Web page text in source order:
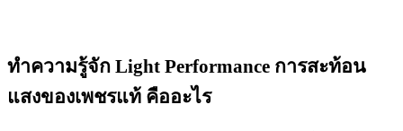
ทำความรู้จัก Light Performance การสะท้อน
แสงของเพชรแท้ คืออะไร